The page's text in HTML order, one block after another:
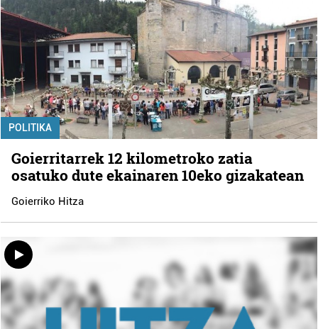
POLITIKA
Goierritarrek 12 kilometroko zatia
osatuko dute ekainaren 10eko gizakatean
Goierriko Hitza